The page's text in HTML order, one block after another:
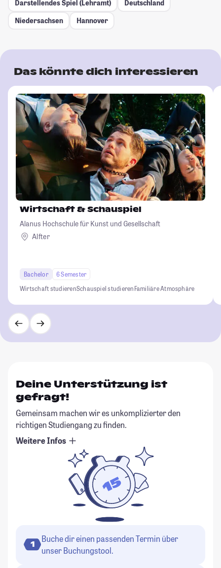
Darstellendes Spiel (Lehramt)
Deutschland
Niedersachsen
Hannover
Das könnte dich interessieren
Wirtschaft & Schauspiel
Alanus Hochschule für Kunst und Gesellschaft
Alfter
Bachelor
6 Semester
Wirtschaft studierenSchauspiel studierenFamiliäre Atmosphäre
Deine Unterstützung ist
gefragt!
Gemeinsam machen wir es unkomplizierter den
richtigen Studiengang zu finden.
Weitere Infos
1
Buche dir einen passenden Termin über
unser Buchungstool.